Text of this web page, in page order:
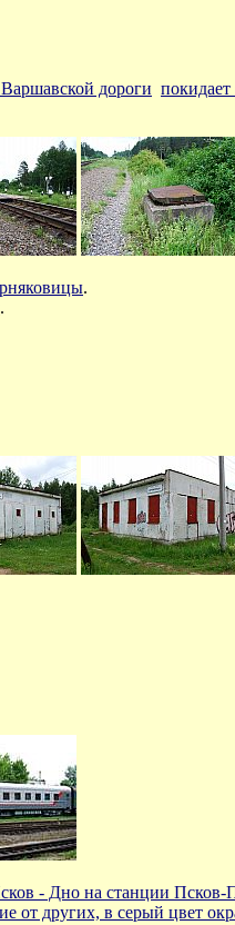
дороги
.
.
- Дно на станции Псков-
от других, в серый цвет